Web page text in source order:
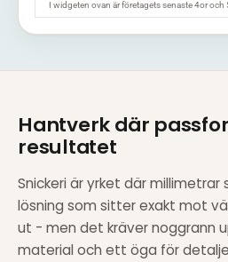
Hantverk där
resultatet
Snickeri är yrket där millimetrar
lösning som sitter exakt mot
ut - men det kräver noggrann
material och ett öga för